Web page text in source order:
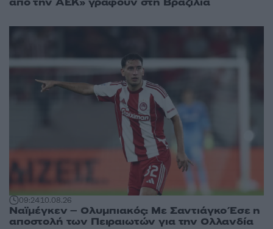
09:2410.08.26
Ναϊμέγκεν – Ολυμπιακός: Με Σαντιάγκο Έσε η
αποστολή των Πειραιωτών για την Ολλανδία